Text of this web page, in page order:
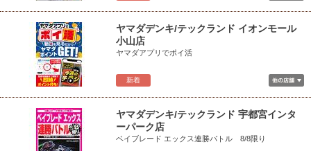
新着
ヤマダデンキ/テックランド イオンモール
小山店
ヤマダアプリでポイ活
ヤマダデンキ/テックランド 宇都宮インタ
ーパーク店
ベイブレード エックス連勝バトル 8/8限り